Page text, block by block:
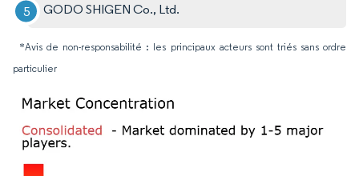
GODO SHIGEN Co., Ltd.
*Avis de non-responsabilité : les principaux acteurs sont triés sans ordre
particulier